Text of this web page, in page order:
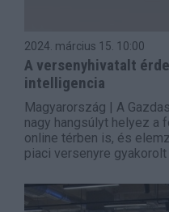
2024. március 15. 10:00
A versenyhivatalt
intelligencia
Magyarország | A
nagy hangsúlyt helyez a
online térben is, és
piaci versenyre